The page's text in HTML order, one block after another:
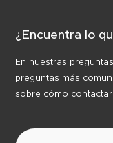
¿Encuentra lo
En nuestras
preguntas más
sobre cómo